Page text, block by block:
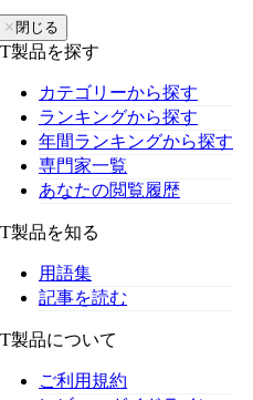
✕ 閉じる
製品を探す
カテゴリーから探す
ランキングから探す
年間ランキングから探す
専門家一覧
あなたの閲覧履歴
製品を知る
用語集
記事を読む
製品について
ご利用規約